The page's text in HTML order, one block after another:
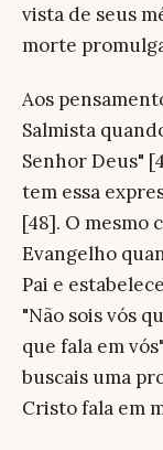
vista de seus
morte
Aos
Salmista
Senhor Deus"
tem essa
[48]. O mesmo
Evangelho
Pai e
"Não sois vós
que fala em
buscais uma
Cristo fala em